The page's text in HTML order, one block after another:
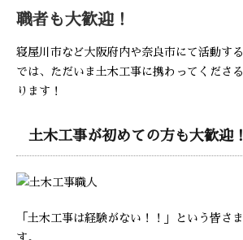
職者も大歓迎！
寝屋川市など大阪府内や奈良市にて活動す
では、ただいま土木工事に携わってくださ
ります！
土木工事が初めての方も大歓迎！
「土木工事は経験がない！！」という皆さ
す。